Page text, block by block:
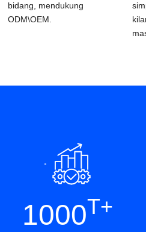
bidang, mendukung
ODM\OEM.
1000T+